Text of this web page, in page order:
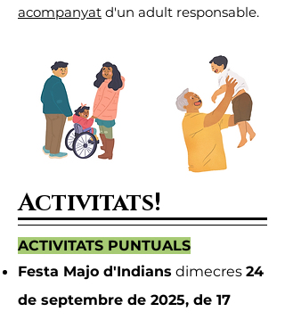
acompanyat d'un adult responsable.
Activitats!
ACTIVITATS PUNTUALS
Festa Majo d'Indians dimecres 24
de septembre de 2025, de 17